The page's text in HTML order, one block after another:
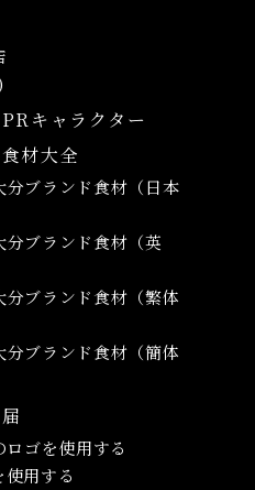
キャラクター
材大全
分ブランド食材（日本
分ブランド食材（英
分ブランド食材（繁体
分ブランド食材（簡体
ゴを使用する
用する